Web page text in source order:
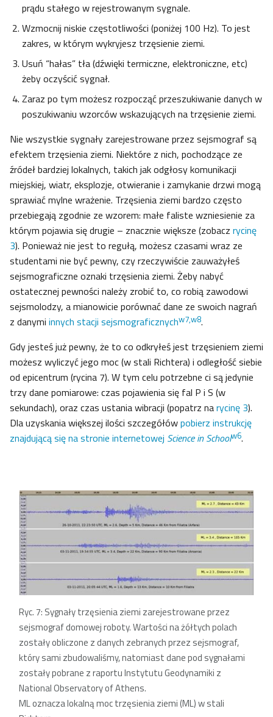
prądu stałego w rejestrowanym sygnale.
Wzmocnij niskie częstotliwości (poniżej 100 Hz). To jest
zakres, w którym wykryjesz trzęsienie ziemi.
Usuń “hałas” tła (dźwięki termiczne, elektroniczne, etc)
żeby oczyścić sygnał.
Zaraz po tym możesz rozpocząć przeszukiwanie danych w
poszukiwaniu wzorców wskazujących na trzęsienie ziemi.
Nie wszystkie sygnały zarejestrowane przez sejsmograf są
efektem trzęsienia ziemi. Niektóre z nich, pochodzące ze
źródeł bardziej lokalnych, takich jak odgłosy komunikacji
miejskiej, wiatr, eksplozje, otwieranie i zamykanie drzwi mogą
sprawiać mylne wrażenie. Trzęsienia ziemi bardzo często
przebiegają zgodnie ze wzorem: małe faliste wzniesienie za
którym pojawia się drugie – znacznie większe (zobacz rycinę
3). Ponieważ nie jest to regułą, możesz czasami wraz ze
studentami nie być pewny, czy rzeczywiście zauważyłeś
sejsmograficzne oznaki trzęsienia ziemi. Żeby nabyć
ostatecznej pewności należy zrobić to, co robią zawodowi
sejsmolodzy, a mianowicie porównać dane ze swoich nagrań
z danymi innych stacji sejsmograficznychw7,w8.
Gdy jesteś już pewny, że to co odkryłeś jest trzęsieniem ziemi
możesz wyliczyć jego moc (w stali Richtera) i odległość siebie
od epicentrum (rycina 7). W tym celu potrzebne ci są jedynie
trzy dane pomiarowe: czas pojawienia się fal P i S (w
sekundach), oraz czas ustania wibracji (popatrz narycinę 3).
Dla uzyskania większej ilości szczegółówpobierz instrukcję
znajdującą się na stronie internetowej Science in Schoolw6.
Ryc. 7: Sygnały trzęsienia ziemi zarejestrowane przez
sejsmograf domowej roboty. Wartości na żółtych polach
zostały obliczone z danych zebranych przez sejsmograf,
który sami zbudowaliśmy, natomiast dane pod sygnałami
zostały pobrane z raportu Instytutu Geodynamiki z
National Observatory of Athens.
ML oznacza lokalną moc trzęsienia ziemi (ML) w stali